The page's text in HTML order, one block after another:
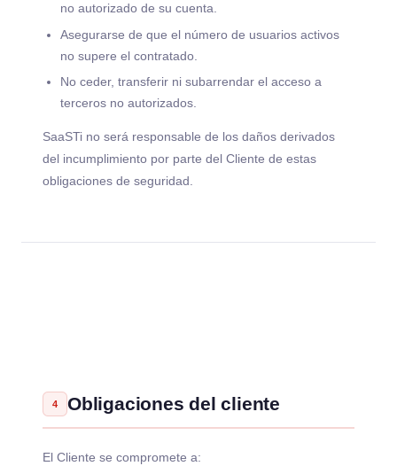
no autorizado de su cuenta.
Asegurarse de que el número de usuarios activos
no supere el contratado.
No ceder, transferir ni subarrendar el acceso a
terceros no autorizados.
SaaSTi no será responsable de los daños derivados
del incumplimiento por parte del Cliente de estas
obligaciones de seguridad.
4 Obligaciones del cliente
El Cliente se compromete a: